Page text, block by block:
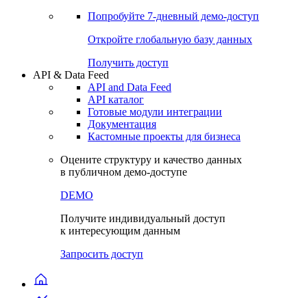
Попробуйте 7-дневный демо-доступ
Откройте глобальную базу данных
Получить доступ
API & Data Feed
API and Data Feed
API каталог
Готовые модули интеграции
Документация
Кастомные проекты для бизнеса
Оцените структуру и качество данных
в публичном демо-доступе
DEMO
Получите индивидуальный доступ
к интересующим данным
Запросить доступ